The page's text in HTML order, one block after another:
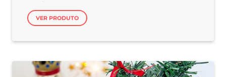
VER PRODUTO